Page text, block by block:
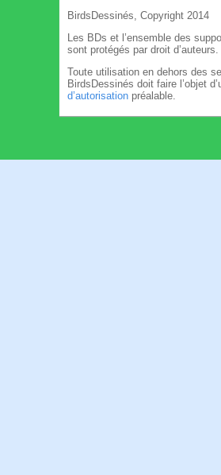
BirdsDessinés, Copyright 2014
Les BDs et l’ensemble des
sont protégés par droit d’auteurs.
Toute utilisation en dehors des
BirdsDessinés doit faire l’objet
d’autorisation préalable.